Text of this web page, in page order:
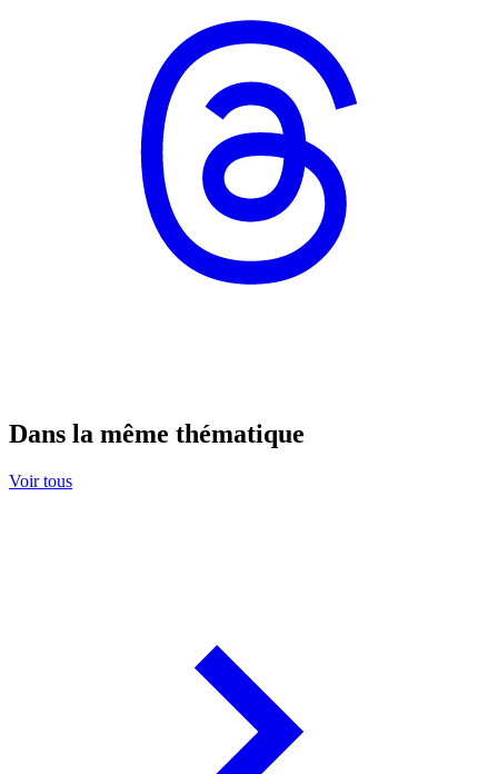
Dans la même thématique
Voir tous